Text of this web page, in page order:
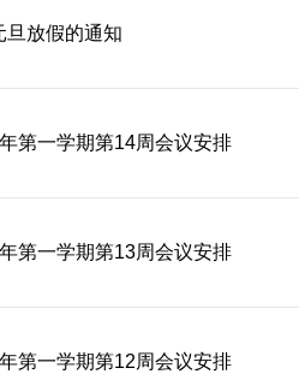
旦放假的通知
第一学期第14周会议安排
第一学期第13周会议安排
第一学期第12周会议安排